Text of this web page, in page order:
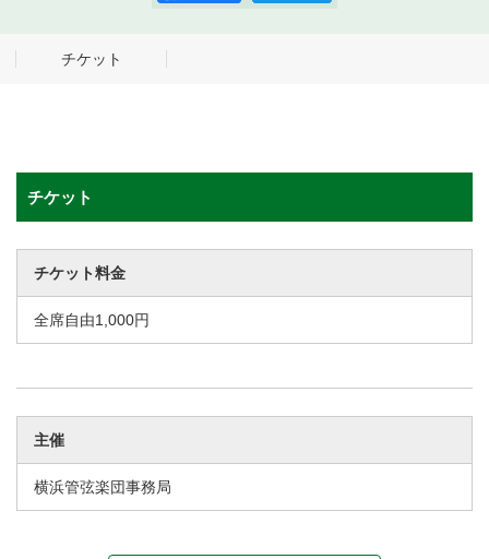
チケット
チケット
チケット料金
全席自由1,000円
主催
横浜管弦楽団事務局